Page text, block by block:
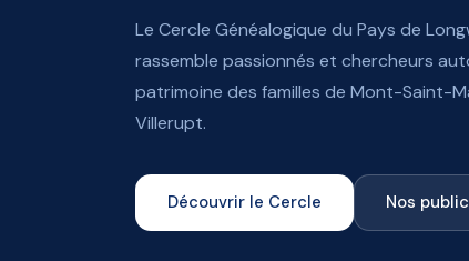
Le Cercle Généalogique du Pays de
rassemble passionnés et chercheurs
patrimoine des familles de Mont-Saint-
Villerupt.
Découvrir le Cercle Nos